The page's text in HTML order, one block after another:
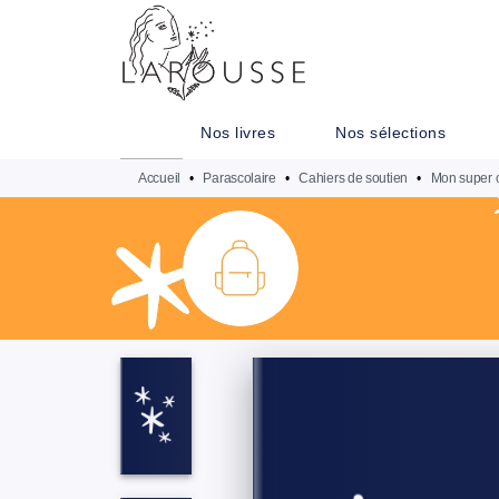
MENU
Nos livres Nos sélections
Accueil • Parascolaire • Cahiers de soutien • Mon super